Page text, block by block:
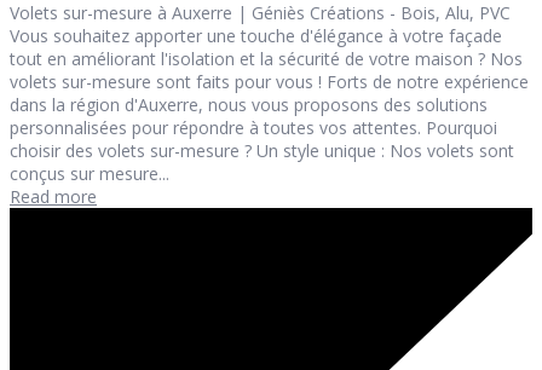
Volets sur-mesure à Auxerre | Géniès Créations - Bois, Alu, PVC
Vous souhaitez apporter une touche d'élégance à votre façade
tout en améliorant l'isolation et la sécurité de votre maison ? Nos
volets sur-mesure sont faits pour vous ! Forts de notre expérience
dans la région d'Auxerre, nous vous proposons des solutions
personnalisées pour répondre à toutes vos attentes. Pourquoi
choisir des volets sur-mesure ? Un style unique : Nos volets sont
conçus sur mesure...
Read more